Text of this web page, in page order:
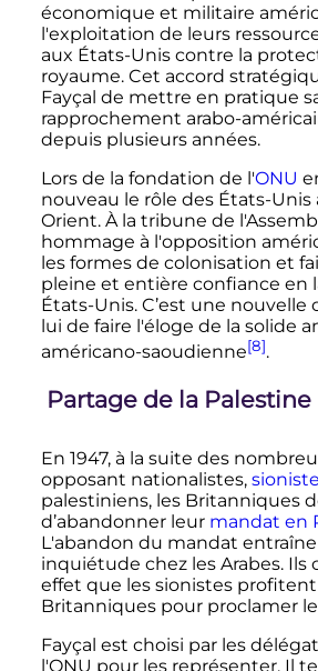
économique et militaire
l'exploitation de leurs
aux États-Unis contre la
royaume. Cet accord
Fayçal de mettre en pratique
rapprochement arabo-
depuis plusieurs années.
Lors de la fondation de l'ONU
nouveau le rôle des États-Unis
Orient. À la tribune de
hommage à l'opposition
les formes de colonisation et
pleine et entière confiance en
États-Unis. C’est une nouvelle
lui de faire l'éloge de la solide
américano-saoudienne[8].
Partage de la Palestine
En 1947, à la suite des
opposant nationalistes,
palestiniens, les Britanniques
d’abandonner leur mandat en
L'abandon du mandat
inquiétude chez les Arabes. Ils
effet que les sionistes
Britanniques pour proclamer
Fayçal est choisi par les
l'ONU pour les représenter. Il